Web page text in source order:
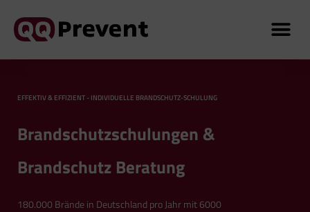
EFFEKTIV & EFFIZIENT - INDIVIDUELLE BRANDSCHUTZ-SCHULUNG
Brandschutzschulungen &
Brandschutz Beratung
180.000 Brände in Deutschland pro Jahr mit 6000